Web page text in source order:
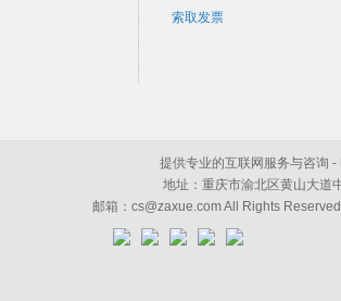
索取发票
提供专业的互联网服务与咨询
地址：重庆市渝北区黄山大
邮箱：cs@zaxue.com All Rights